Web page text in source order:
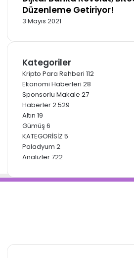
Düzenleme Getiriyor!
3 Mayıs 2021
Kategoriler
Kripto Para Rehberi 112
Ekonomi Haberleri 28
Sponsorlu Makale 27
Haberler2.529
Altın 19
Gümüş 6
KATEGORİSİZ 5
Paladyum 2
Analizler722